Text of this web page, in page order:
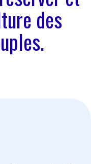
des